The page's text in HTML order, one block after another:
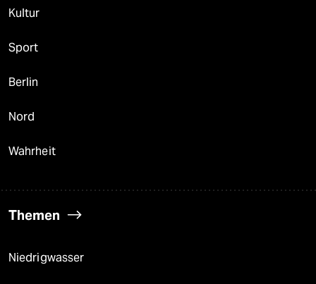
Kultur
Sport
Berlin
Nord
Wahrheit
Themen
Niedrigwasser